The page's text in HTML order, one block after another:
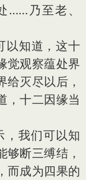
……乃至老、
知道，这十
觉观察蕴处界
给灭尽以后，
，十二因缘当
我们可以知
够断三缚结，
而成为四果的